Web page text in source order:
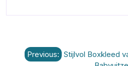
Berichtnavigatie
Previous: Stijlvol Boxkleed